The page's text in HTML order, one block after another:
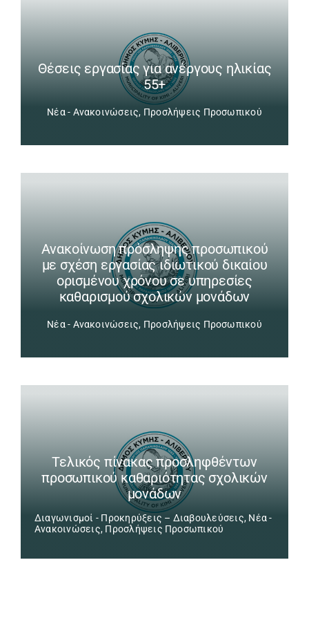
Θέσεις εργασίας για ανέργους ηλικίας
55+
Νέα - Ανακοινώσεις, Προσλήψεις Προσωπικού
Ανακοίνωση πρόσληψης προσωπικού
με σχέση εργασίας ιδιωτικού δικαίου
ορισμένου χρόνου σε υπηρεσίες
καθαρισμού σχολικών μονάδων
Νέα - Ανακοινώσεις, Προσλήψεις Προσωπικού
Τελικός πίνακας προσληφθέντων
προσωπικού καθαριότητας σχολικών
μονάδων
Διαγωνισμοί - Προκηρύξεις – Διαβουλεύσεις, Νέα -
Ανακοινώσεις, Προσλήψεις Προσωπικού